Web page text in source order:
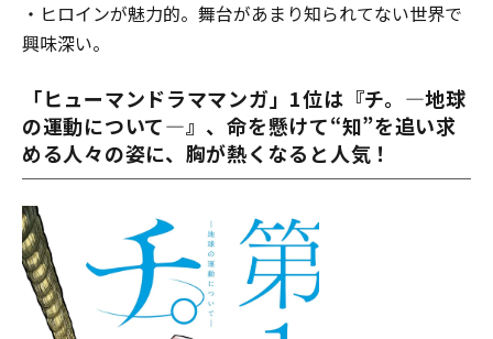
・ヒロインが魅力的。舞台があまり知られてない世界で
興味深い。
「ヒューマンドラママンガ」1位は『チ。―地球
の運動について―』、命を懸けて“知”を追い求
める人々の姿に、胸が熱くなると人気！